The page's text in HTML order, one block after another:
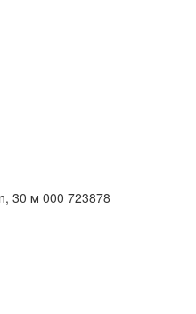
30 м 000 723878